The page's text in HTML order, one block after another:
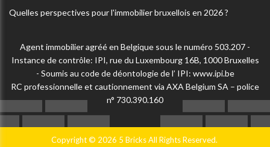
Quelles perspectives pour l'immobilier bruxellois en 2026 ?
Agent immobilier agréé en Belgique sous le numéro 503.207 -
Instance de contrôle: IPI, rue du Luxembourg 16B, 1000 Bruxelles
- Soumis au code de déontologie de l’ IPI: www.ipi.be
RC professionnelle et cautionnement via AXA Belgium SA – police
n° 730.390.160
Copyright © 2026 5 Bricks All Rights Reserved.